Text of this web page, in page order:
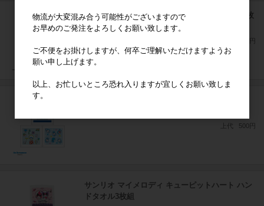
星のカービィ カービィチェンジ ハンドタオル3枚
組
500円
上代 500円
サンリオ マイメロディ キューピットハート ハン
ドタオル3枚組
物流が大変混み合う可能性がございますので
お早めのご発注をよろしくお願い致します。
ご不便をお掛けしますが、何卒ご理解いただけますようお
願い申し上げます。
以上、お忙しいところ恐れ入りますが宜しくお願い致しま
す。